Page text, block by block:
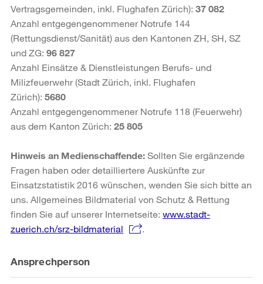
Vertragsgemeinden, inkl. Flughafen Zürich): 37 082
Anzahl entgegengenommener Notrufe 144
(Rettungsdienst/Sanität) aus den Kantonen ZH, SH, SZ
und ZG: 96 827
Anzahl Einsätze & Dienstleistungen Berufs- und
Milizfeuerwehr (Stadt Zürich, inkl. Flughafen
Zürich): 5680
Anzahl entgegengenommener Notrufe 118 (Feuerwehr)
aus dem Kanton Zürich: 25 805
Hinweis an Medienschaffende: Sollten Sie ergänzende
Fragen haben oder detailliertere Auskünfte zur
Einsatzstatistik 2016 wünschen, wenden Sie sich bitte an
uns. Allgemeines Bildmaterial von Schutz & Rettung
finden Sie auf unserer Internetseite: www.stadt-
zuerich.ch/srz-bildmaterial
Weitere
Informationen
Ansprechperson